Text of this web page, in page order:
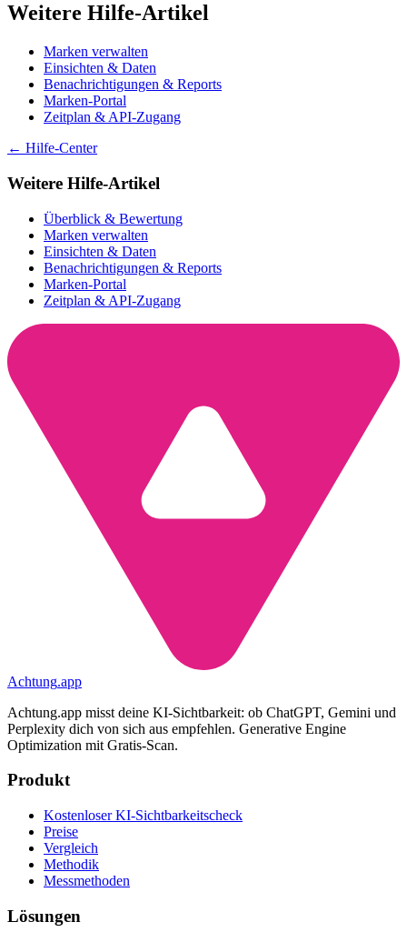
Weitere Hilfe-Artikel
Marken verwalten
Einsichten & Daten
Benachrichtigungen & Reports
Marken-Portal
Zeitplan & API-Zugang
← Hilfe-Center
Weitere Hilfe-Artikel
Überblick & Bewertung
Marken verwalten
Einsichten & Daten
Benachrichtigungen & Reports
Marken-Portal
Zeitplan & API-Zugang
Achtung.app
Achtung.app misst deine KI-Sichtbarkeit: ob ChatGPT, Gemini und
Perplexity dich von sich aus empfehlen. Generative Engine
Optimization mit Gratis-Scan.
Produkt
Kostenloser KI-Sichtbarkeitscheck
Preise
Vergleich
Methodik
Messmethoden
Lösungen